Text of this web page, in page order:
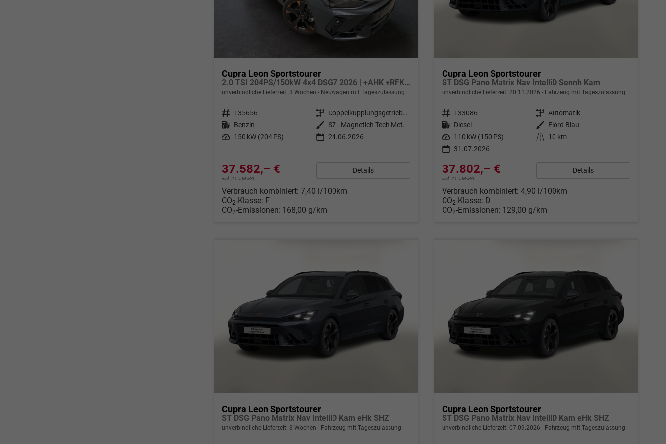
Cupra Leon Sportstourer
2.0 TSI 204PS/150kW 4x4 DSG7 2026 | +AHK +RFK +El.Hecklappe +CUPRA HD Matrix +NAVI +5J Erw. Garantie
unverbindliche Lieferzeit: 3 Wochen Neuwagen mit Tageszulassung
Fahrzeugnr. 135656 Getriebe
Doppelkupplungsgetriebe (DSG)
Kraftstoff Benzin Außenfarbe S7 - Magnetich Tech Met.
Leistung 150 kW (204 PS) 24.06.2026
37.582,– €
incl. 21% MwSt.
Details
Verbrauch kombiniert: 7,40 l/100km
CO2-Klasse: F
CO2-Emissionen: 168,00 g/km
Cupra Leon Sportstourer
ST DSG Pano Matrix Nav IntelliD Sennh Kam
unverbindliche Lieferzeit: 20.11.2026 Fahrzeug mit Tageszulassung
Fahrzeugnr. 133086 Getriebe Automatik
Kraftstoff Diesel Außenfarbe Fiord Blau
Leistung 110 kW (150 PS) Kilometerstand
10 km
31.07.2026
37.802,– €
incl. 21% MwSt.
Details
Verbrauch kombiniert: 4,90 l/100km
CO2-Klasse: D
CO2-Emissionen: 129,00 g/km
Cupra Leon Sportstourer
ST DSG Pano Matrix Nav IntelliD Kam eHk SHZ
unverbindliche Lieferzeit: 3 Wochen Fahrzeug mit Tageszulassung
Cupra Leon Sportstourer
ST DSG Pano Matrix Nav IntelliD Kam eHk SHZ
unverbindliche Lieferzeit: 07.09.2026 Fahrzeug mit Tageszulassung